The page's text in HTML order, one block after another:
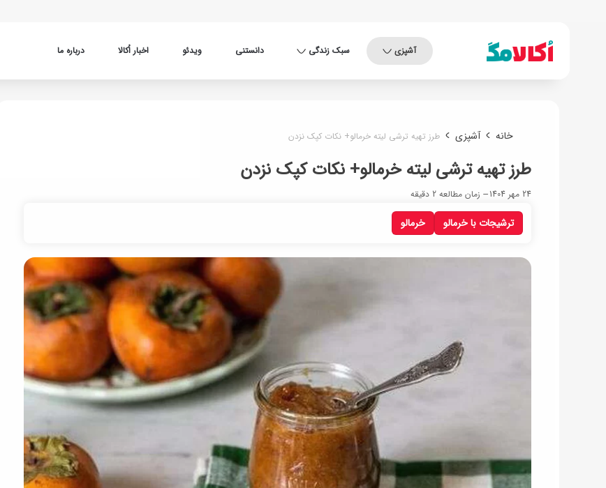
آشپزی سبک زندگی دانستنی ویدئو اخبار اُکالا درباره ما
خانه آشپزی طرز تهیه ترشی لیته خرمالو+ نکات کپک نزدن
ترشیجات با خرمالو خرمالو
طرز تهیه ترشی لیته خرمالو+ نکات کپک نزدن
24 مهر 1404 زمان مطالعه 2 دقیقه